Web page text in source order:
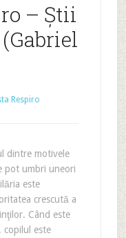
– Ştii
Respiro
dintre motivele
pot umbri uneori
este
crescută a
Când este
copilul este